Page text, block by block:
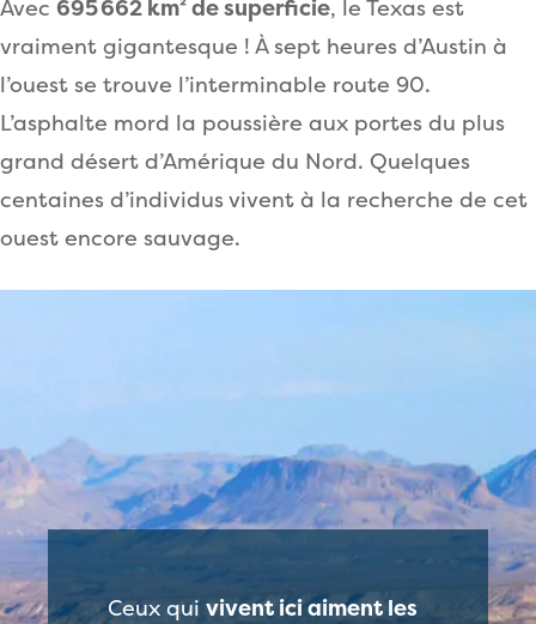
Avec 695 662 km² de superficie, le Texas est
vraiment gigantesque ! À sept heures d’Austin à
l’ouest se trouve l’interminable route 90.
L’asphalte mord la poussière aux portes du plus
grand désert d’Amérique du Nord. Quelques
centaines d’individus vivent à la recherche de cet
ouest encore sauvage.
Ceux qui vivent ici aiment les